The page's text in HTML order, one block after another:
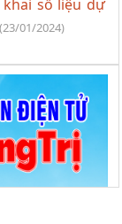
khai số liệu dự
(23/01/2024)